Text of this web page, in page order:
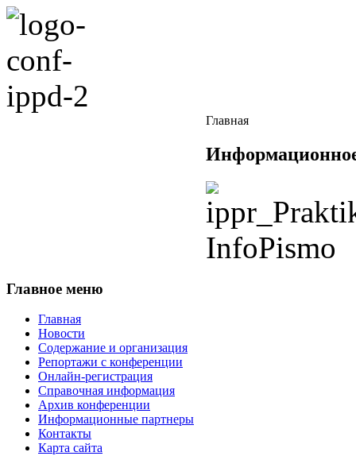
Главная
Главное меню
Главная
Новости
Содержание и организация
Репортажи с конференции
Онлайн-регистрация
Справочная информация
Архив конференции
Информационные партнеры
Контакты
Карта сайта